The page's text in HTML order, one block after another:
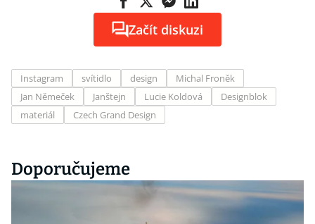
Začít diskuzi
Instagram svítidlo design
Michal Froněk
Jan Němeček
Janštejn Lucie Koldová
Designblok
materiál
Czech Grand Design
Doporučujeme